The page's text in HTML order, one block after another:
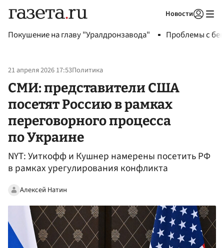
Новости
Покушение на главу "Уралдронзавода" Проблемы с
21 апреля 2026 17:53Политика
СМИ: представители США
посетят Россию в рамках
переговорного процесса
по Украине
NYT: Уиткофф и Кушнер намерены посетить РФ
в рамках урегулирования конфликта
Алексей Натин